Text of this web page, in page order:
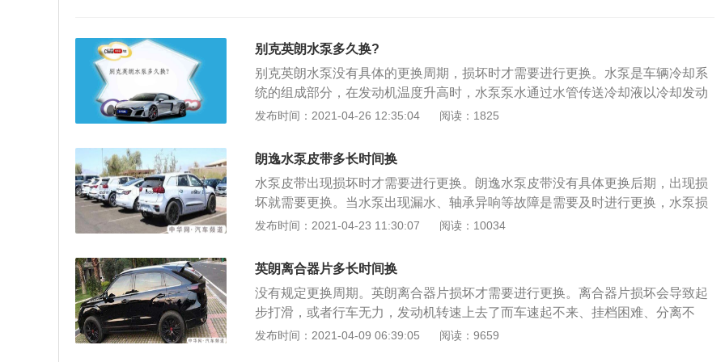
别克英朗水泵多久换?
别克英朗水泵没有具体的更换周期，损坏时才需要进行更换。水泵是车辆冷却系
统的组成部分，在发动机温度升高时，水泵泵水通过水管传送冷却液以冷却发动
机，若水泵出现漏水灯故障现象会导致发动机无法及时降温，严重时会造成发动
环，会出现冷却液开锅现象；2、发动机靠近水泵部位漏水。漏冷却液会在水泵
通风孔上留下冷却液颜色的痕迹，导致缺少冷却液后水温高等症状的出现；3、
发动机工作时水泵出现异响。水泵出现异响可能是由于内部有异物，或者轴承磨
损引起。
发布时间：2021-04-26 12:35:04 阅读：1825
朗逸水泵皮带多长时间换
水泵皮带出现损坏时才需要进行更换。朗逸水泵皮带没有具体更换后期，出现损
坏就需要更换。当水泵出现漏水、轴承异响等故障是需要及时进行更换，水泵损
坏不进行更换，会影响散热系统，容易造成发动机开锅。以下是水泵损坏的症
2、发动机靠近水泵部位漏水。漏冷却液会在水泵通风孔上留下冷却液颜色的痕
迹，导致缺少冷却液后水温高等症状的出现； 3、发动机工作时水泵出现异响。
水泵出现异响可能是由于内部有异物，或者轴承磨损引起。
发布时间：2021-04-23 11:30:07 阅读：10034
英朗离合器片多长时间换
没有规定更换周期。英朗离合器片损坏才需要进行更换。离合器片损坏会导致起
步打滑，或者行车无力，发动机转速上去了而车速起不来、挂档困难、分离不
清、起步发抖的现象。离合器片的更换步骤如下： 1、离合器片更换需要将车辆
发布时间：2021-04-09 06:39:05 阅读：9659